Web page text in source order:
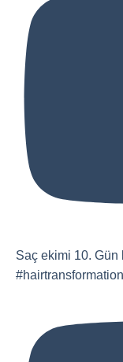
Saç ekimi 10.